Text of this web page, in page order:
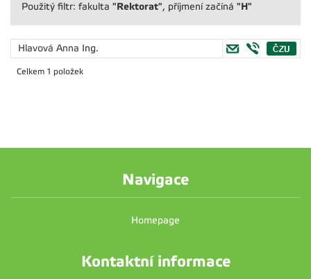
Použitý filtr: fakulta "Rektorat", příjmení začíná "H"
Hlavová Anna Ing.
Celkem 1 položek
Navigace
Homepage
Kontaktní informace